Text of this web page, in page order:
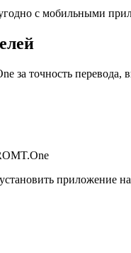
с мобильными
за точность
приложение